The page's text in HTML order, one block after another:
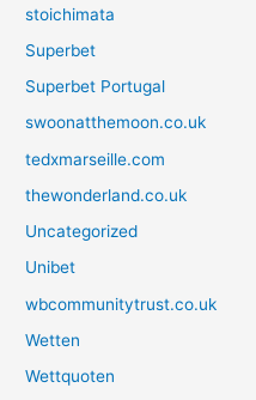
stoichimata
Superbet
Superbet Portugal
swoonatthemoon.co.uk
tedxmarseille.com
thewonderland.co.uk
Uncategorized
Unibet
wbcommunitytrust.co.uk
Wetten
Wettquoten